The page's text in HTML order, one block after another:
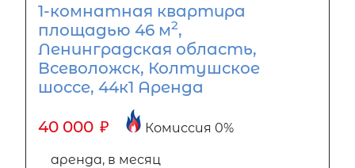
1-комнатная квартира
площадью 46 м2,
Ленинградская область,
Всеволожск, Колтушское
шоссе, 44к1 Аренда
40 000 ₽ Комиссия 0%
аренда, в месяц